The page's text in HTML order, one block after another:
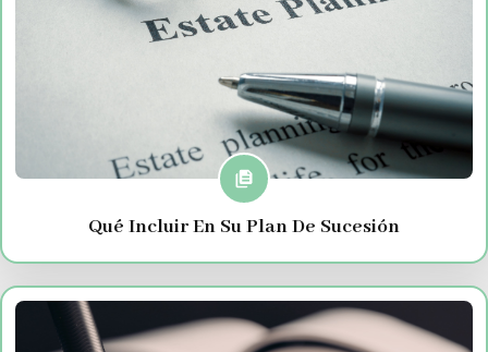
Qué Incluir En Su Plan De Sucesión